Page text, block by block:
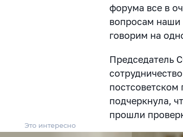
форума все в
вопросам наши
говорим на
Председатель
постсоветском
подчеркнула,
прошли
Это интересно